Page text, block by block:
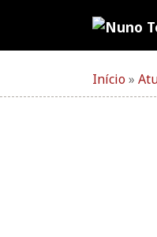
content
Início»